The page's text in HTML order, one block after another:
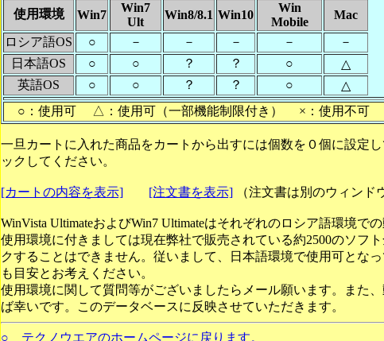
使用環境
Win7
Win7
Ult
Win8/8.1 Win10
Win
Mobile
Mac
ロシア語OS
○ － － － －
－
日本語OS
○ ○ ？ ？ ○
△
英語OS
○ ○ ？ ？ ○
△
○：使用可 △：使用可（一部機能制限付き） ×：使用不可
一旦カートに入れた商品をカートから出すには個数を０個に設定
ックしてください。
[カートの内容を表示] [注文書を表示] （注文書は別のウィンド
WinVista UltimateおよびWin7 Ultimateはそれぞれのロシア語環境での
使用環境に付きましては現在弊社で販売されている約2500のソフ
クすることはできません。従いまして、日本語環境で使用可とな
も目安とお考えください。
使用環境に関して質問等がございましたらメール願います。また
ば幸いです。このデータベースに反映させていただきます。
○ テクノウエアのホームページに戻ります。